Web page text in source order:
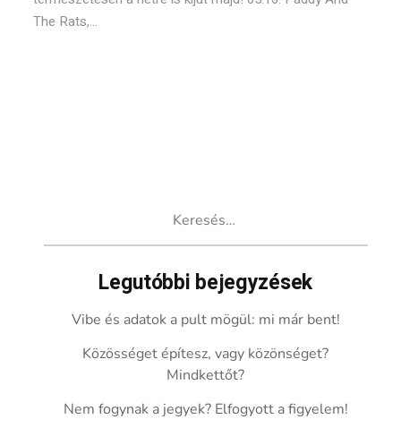
The Rats,...
Legutóbbi bejegyzések
Vibe és adatok a pult mögül: mi már bent!
Közösséget építesz, vagy közönséget?
Mindkettőt?
Nem fogynak a jegyek? Elfogyott a figyelem!